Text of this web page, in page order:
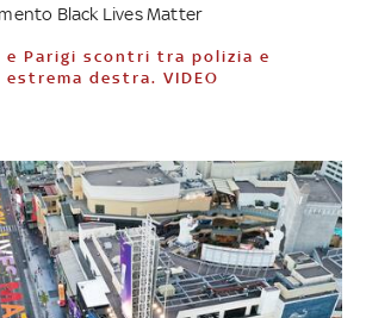
Black Lives Matter
destra. VIDEO